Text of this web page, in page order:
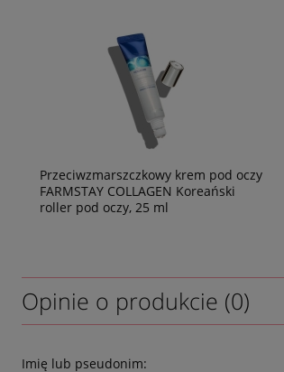
Przeciwzmarszczkowy krem pod oczy
FARMSTAY COLLAGEN Koreański
roller pod oczy, 25 ml
Opinie o produkcie (0)
Imię lub pseudonim: